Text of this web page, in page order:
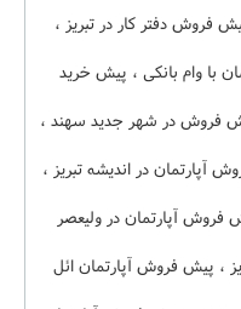
فروش دفتر کار در تبریز ،
با وام بانکی ، پیش خرید
پیش فروش در شهر جدید سهند ،
در اندیشه تبریز ،
فروش آپارتمان در ولیعصر
، پیش فروش آپارتمان ائل